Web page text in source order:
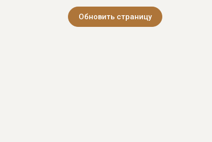
Обновить страницу